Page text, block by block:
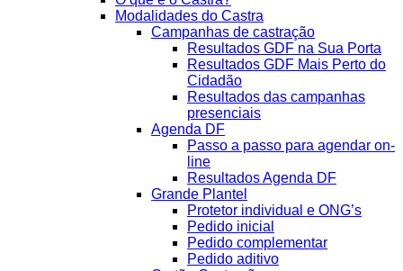
Modalidades do Castra
Campanhas de castração
Resultados GDF na Sua Porta
Resultados GDF Mais Perto do
Cidadão
Resultados das campanhas
presenciais
Agenda DF
Passo a passo para agendar on-
line
Resultados Agenda DF
Grande Plantel
Protetor individual e ONG’s
Pedido inicial
Pedido complementar
Pedido aditivo